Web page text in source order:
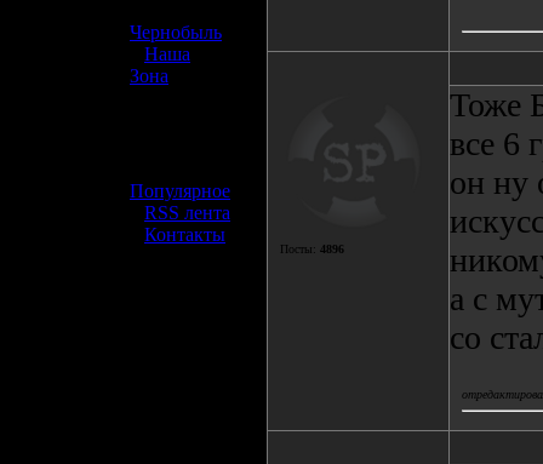
Чернобыль
Наша
Зона
Популярное
RSS лента
Контакты
Посты: 4896
Тоже
все 6
он ну
а с
со